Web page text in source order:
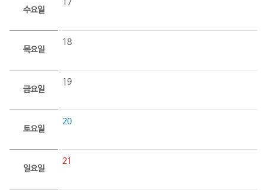
수요일
17
목요일
18
금요일
19
토요일
20
일요일
21